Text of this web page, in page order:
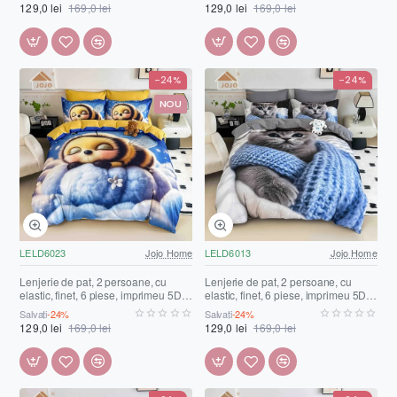
129,0 lei 169,0 lei 129,0 lei 169,0 lei
NOU
-24%
LELD6023 Jojo Home
Lenjerie de pat, 2 persoane, cu
elastic, finet, 6 piese, imprimeu 5D,
albastru și galben, cu bondar,
LELD6023
Salvați-24%
129,0 lei 169,0 lei
-24%
LELD6013 Jojo Home
Lenjerie de pat, 2 persoane, cu
elastic, finet, 6 piese, imprimeu 5D,
albastru și gri, cu pisică, LELD6013
Salvați-24%
129,0 lei 169,0 lei